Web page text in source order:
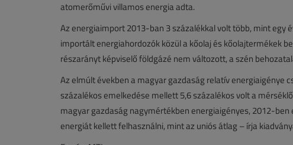
atomerőművi villamos energia adta.
Az energiaimport 2013-ban 3 százalékkal volt több, mint egy
importált energiahordozók közül a kőolaj és kőolajtermékek
részarányt képviselő földgázé nem változott, a szén
Az elmúlt években a magyar gazdaság relatív energiaigénye
százalékos emelkedése mellett 5,6 százalékos volt a
magyar gazdaság nagymértékben energiaigényes, 2012-
energiát kellett felhasználni, mint az uniós átlag – írja